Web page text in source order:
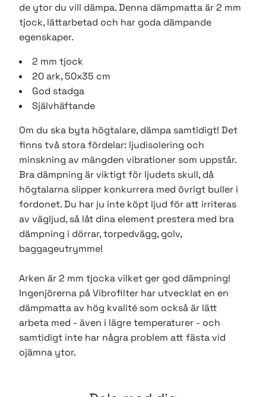
de ytor du vill dämpa. Denna dämpmatta är 2 mm
tjock, lättarbetad och har goda dämpande
egenskaper.
2 mm tjock
20 ark, 50x35 cm
God stadga
Självhäftande
Om du ska byta högtalare, dämpa samtidigt! Det
finns två stora fördelar: ljudisolering och
minskning av mängden vibrationer som uppstår.
Bra dämpning är viktigt för ljudets skull, då
högtalarna slipper konkurrera med övrigt buller i
fordonet. Du har ju inte köpt ljud för att irriteras
av vägljud, så låt dina element prestera med bra
dämpning i dörrar, torpedvägg, golv,
baggageutrymme!
Arken är 2 mm tjocka vilket ger god dämpning!
Ingenjörerna på Vibrofilter har utvecklat en en
dämpmatta av hög kvalité som också är lätt
arbeta med - även i lägre temperaturer - och
samtidigt inte har några problem att fästa vid
ojämna ytor.